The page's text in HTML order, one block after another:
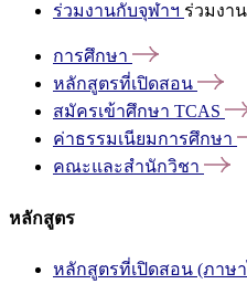
ร่วมงานกับจุฬาฯ ร่วมงา
การศึกษา
หลักสูตรที่เปิดสอน
สมัครเข้าศึกษา TCAS
ค่าธรรมเนียมการศึกษา
คณะและสำนักวิชา
หลักสูตร
หลักสูตรที่เปิดสอน (ภาษ